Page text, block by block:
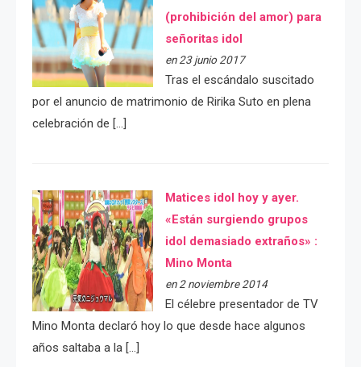
(prohibición del amor) para
señoritas idol
en 23 junio 2017
Tras el escándalo suscitado
por el anuncio de matrimonio de Ririka Suto en plena
celebración de […]
Matices idol hoy y ayer.
«Están surgiendo grupos
idol demasiado extraños» :
Mino Monta
en 2 noviembre 2014
El célebre presentador de TV
Mino Monta declaró hoy lo que desde hace algunos
años saltaba a la […]